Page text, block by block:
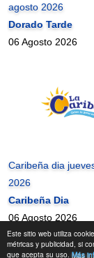
Este sitio web utiliza
métricas y publicidad, si
que acepta su uso. Más
agosto 2026
Dorado Tarde
06 Agosto 2026
Caribeña dia
2026
Caribeña Dia
06 Agosto 2026